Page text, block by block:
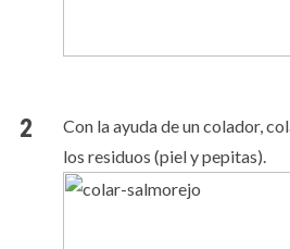
Con la ayuda de un colador,
los residuos (piel y pepitas).